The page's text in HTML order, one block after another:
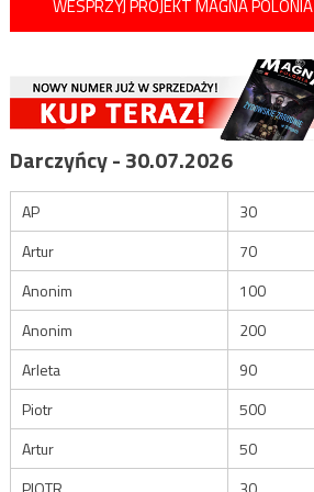
WESPRZYJ PROJEKT MAGNA POLONIA
Darczyńcy - 30.07.2026
AP
30
Artur
70
Anonim
100
Anonim
200
Arleta
90
Piotr
500
Artur
50